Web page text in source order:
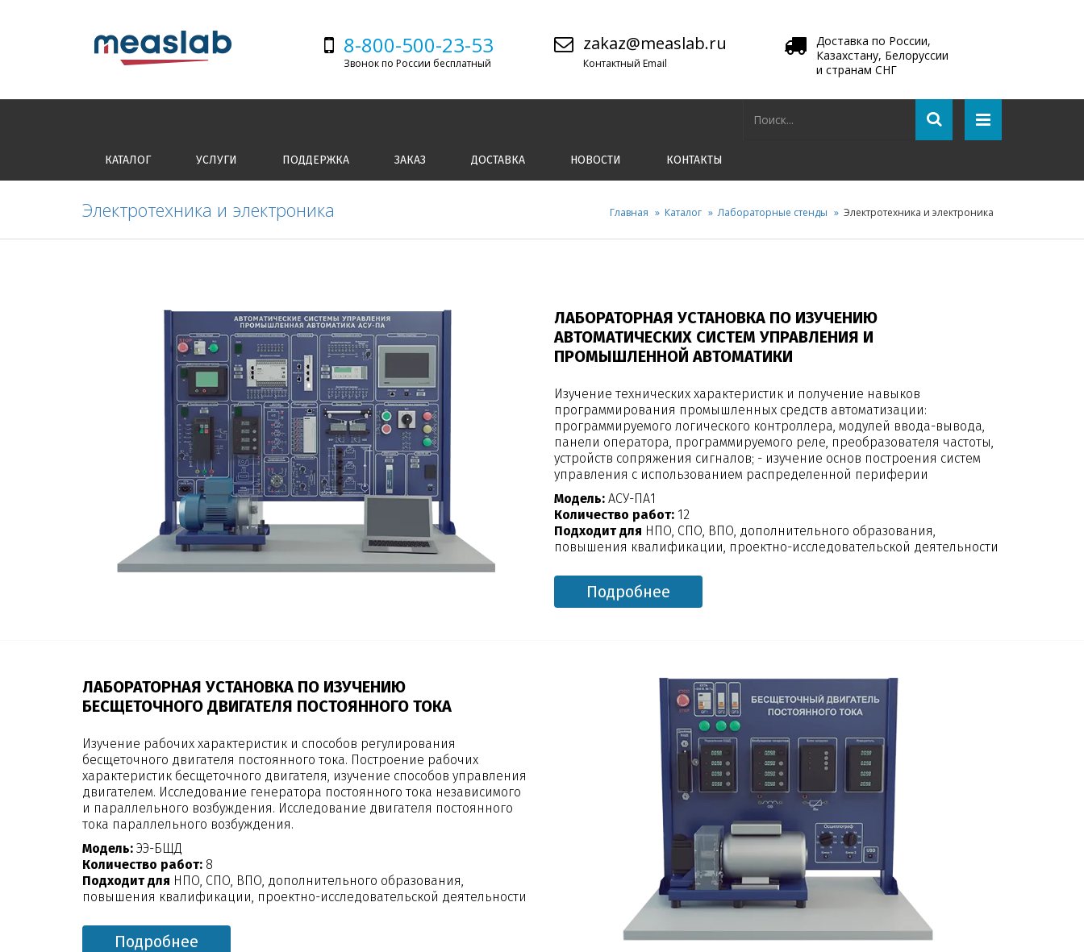
8-800-500-23-53
Звонок по России бесплатный
zakaz@measlab.ru
Контактный Email
Доставка по России,
Казахстану, Белоруссии
и странам СНГ
КАТАЛОГ УСЛУГИ ПОДДЕРЖКА ЗАКАЗ ДОСТАВКА НОВОСТИ КОНТАКТЫ
Электротехника и электроника Главная Каталог Лабораторные стенды Электротехника и электроника
ЛАБОРАТОРНАЯ УСТАНОВКА ПО ИЗУЧЕНИЮ
АВТОМАТИЧЕСКИХ СИСТЕМ УПРАВЛЕНИЯ И
ПРОМЫШЛЕННОЙ АВТОМАТИКИ
Изучение технических характеристик и получение навыков
программирования промышленных средств автоматизации:
программируемого логического контроллера, модулей ввода-вывода,
панели оператора, программируемого реле, преобразователя частоты,
устройств сопряжения сигналов; - изучение основ построения систем
управления с использованием распределенной периферии
Модель: АСУ-ПА1
Количество работ: 12
Подходит для НПО, СПО, ВПО, дополнительного образования,
повышения квалификации, проектно-исследовательской деятельности
Подробнее
ЛАБОРАТОРНАЯ УСТАНОВКА ПО ИЗУЧЕНИЮ
БЕСЩЕТОЧНОГО ДВИГАТЕЛЯ ПОСТОЯННОГО ТОКА
Изучение рабочих характеристик и способов регулирования
бесщеточного двигателя постоянного тока. Построение рабочих
характеристик бесщеточного двигателя, изучение способов управления
двигателем. Исследование генератора постоянного тока независимого
и параллельного возбуждения. Исследование двигателя постоянного
тока параллельного возбуждения.
Модель: ЭЭ-БЩД
Количество работ: 8
Подходит для НПО, СПО, ВПО, дополнительного образования,
повышения квалификации, проектно-исследовательской деятельности
Подробнее